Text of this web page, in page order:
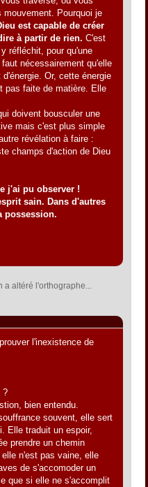
mouvement. Pourquoi je
est capable de créer
à partir de rien. C'est
réfléchit, pour qu'une
nécessairement qu'elle
Or, cette énergie
pas faite de matière. Elle
doivent bousculer une
mais c'est plus simple
révélation à faire :
champs d'action de Dieu
j'ai pu observer !
sain. Dans d'autres
possession.
a altéré l'orthographe...
l'inexistence de
?
bien entendu.
souvent, elle sert
Elle traduit un espoir,
prendre un chemin
n'est pas vaine, elle
de s'accomoder un
que si elle ne s'accomplit